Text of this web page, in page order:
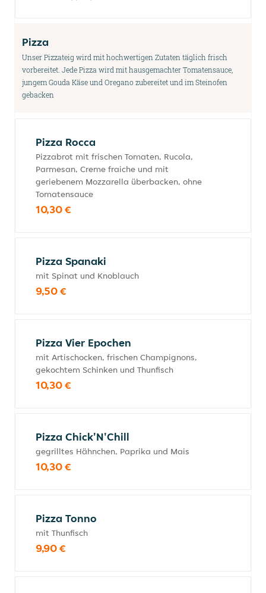
Pizza
Unser Pizzateig wird mit hochwertigen Zutaten täglich frisch
vorbereitet. Jede Pizza wird mit hausgemachter Tomatensauce,
jungem Gouda Käse und Oregano zubereitet und im Steinofen
gebacken
Pizza Rocca
Pizzabrot mit frischen Tomaten, Rucola,
Parmesan, Creme fraiche und mit
geriebenem Mozzarella überbacken, ohne
Tomatensauce
10,30 €
Pizza Spanaki
mit Spinat und Knoblauch
9,50 €
Pizza Vier Epochen
mit Artischocken, frischen Champignons,
gekochtem Schinken und Thunfisch
10,30 €
Pizza Chick'N'Chill
gegrilltes Hähnchen, Paprika und Mais
10,30 €
Pizza Tonno
mit Thunfisch
9,90 €